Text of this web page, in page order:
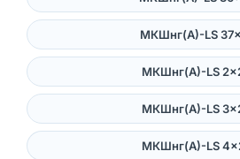
МКШнг(А)-LS
МКШнг(А)-LS
МКШнг(А)-LS
МКШнг(А)-LS